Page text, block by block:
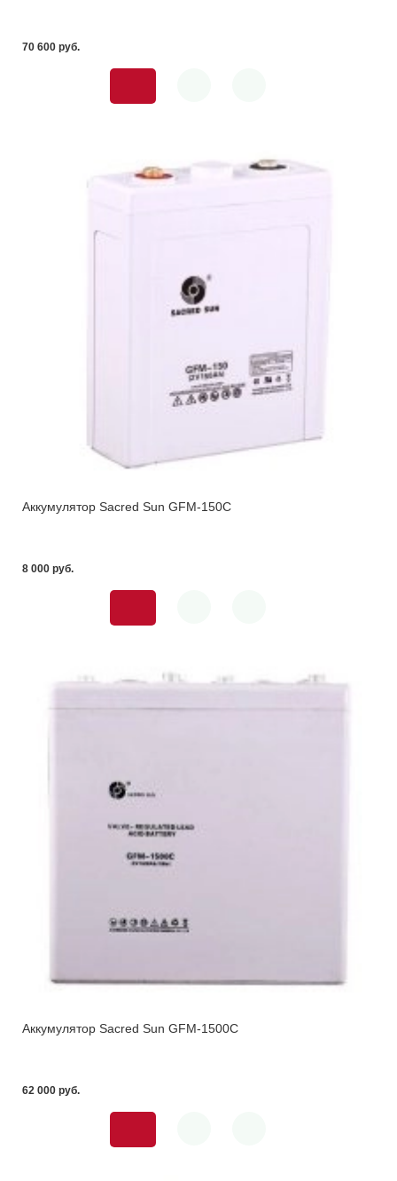
70 600 pуб.
Аккумулятор Sacred Sun GFM-150С
8 000 pуб.
Аккумулятор Sacred Sun GFM-1500C
62 000 pуб.